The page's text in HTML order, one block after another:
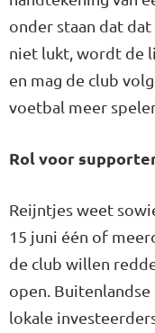
onder staan dat
niet lukt, wordt de
en mag de club
voetbal meer
Rol voor
Reijntjes weet
15 juni één of
de club willen
open.
lokale